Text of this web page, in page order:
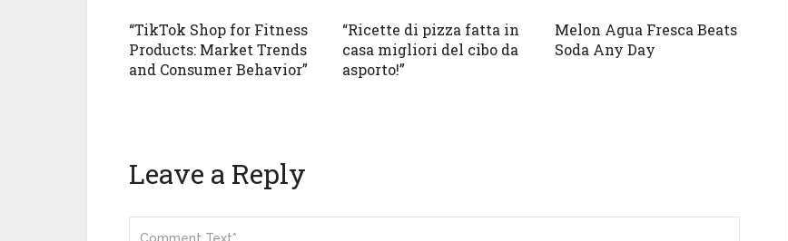
“TikTok Shop for Fitness
Products: Market Trends
and Consumer Behavior”
“Ricette di pizza fatta in
casa migliori del cibo da
asporto!”
Melon Agua Fresca Beats
Soda Any Day
Leave a Reply